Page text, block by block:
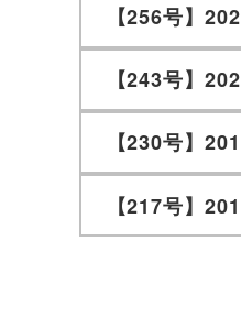
【256号】
【243号】
【230号】
【217号】